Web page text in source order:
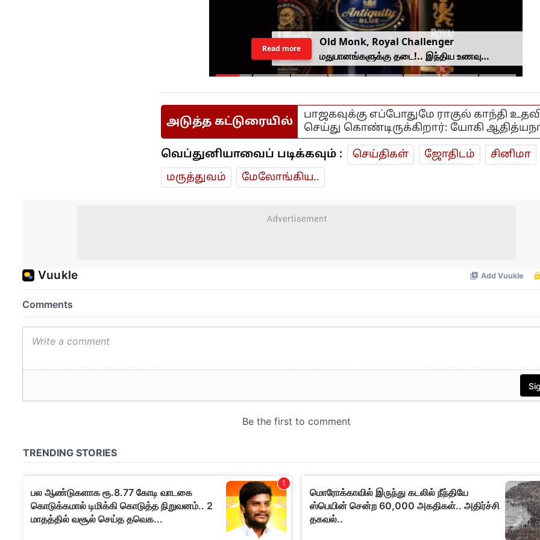
Old Monk, Royal Challenger
மதுபானங்களுக்கு தடை!.. இந்திய உணவு
பாதுகாப்பு ஆணையம் அதிரடி.
Read more
அடுத்த கட்டுரையில்
பாஜகவுக்கு எப்போதுமே ராகுல் காந்தி
செய்து கொண்டிருக்கிறார்: யோகி
வெப்துனியாவைப் படிக்கவும் : செய்திகள் ஜோ‌திட‌ம்
சினிமா
மரு‌த்துவ‌ம்
மேலோங்கிய..